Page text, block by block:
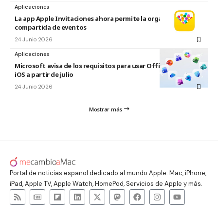
Aplicaciones
La app Apple Invitaciones ahora permite la organización
compartida de eventos
24 Junio 2026
Aplicaciones
Microsoft avisa de los requisitos para usar Office en macOS y
iOS a partir de julio
24 Junio 2026
Mostrar más
Portal de noticias español dedicado al mundo Apple: Mac, iPhone,
iPad, Apple TV, Apple Watch, HomePod, Servicios de Apple y más.